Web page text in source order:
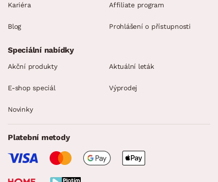
Kariéra
Blog
Affiliate program
Prohlášení o přístupnosti
Speciální nabídky
Akční produkty Aktuální leták
E-shop speciál Výprodej
Novinky
Platební metody